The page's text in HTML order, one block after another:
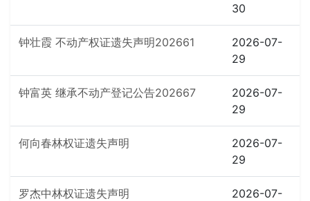
30
钟壮霞 不动产权证遗失声明202661
2026-07-
29
钟富英 继承不动产登记公告202667
2026-07-
29
何向春林权证遗失声明
2026-07-
29
罗杰中林权证遗失声明
2026-07-